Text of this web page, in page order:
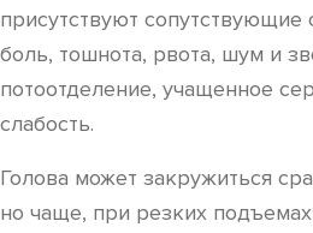
присутствуют сопутствующие
боль, тошнота, рвота, шум и
потоотделение, учащенное
слабость.
Голова может закружиться
но чаще, при резких